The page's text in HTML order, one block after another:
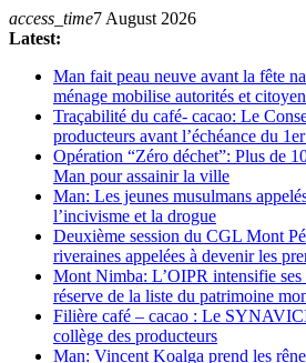
Skip
to
access_time7 August 2026
Latest:
Man fait peau neuve avant la fête
ménage mobilise autorités et
Traçabilité du café- cacao: Le
producteurs avant l’échéance du
Opération “Zéro déchet”: Plus de
Man pour assainir la ville
Man: Les jeunes musulmans
l’incivisme et la drogue
Deuxième session du CGL Mont
riveraines appelées à devenir les
Mont Nimba: L’OIPR intensifie
réserve de la liste du patrimoine
Filière café – cacao : Le
collège des producteurs
Man: Vincent Koalga prend les